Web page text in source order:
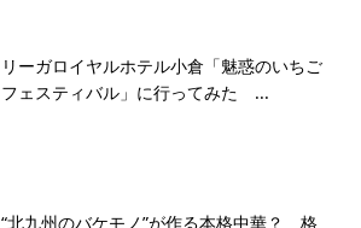
リーガロイヤルホテル小倉「魅惑のいちご
フェスティバル」に行ってみた ...
“北九州のバケモノ”が作る本格中華？ 格